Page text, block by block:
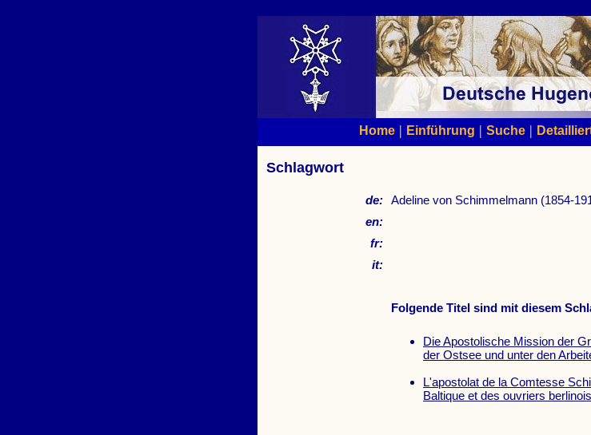
Home | Einführung | Suche |
Schlagwort
de: Adeline von Schimmelmann (1854-
en:
fr:
it:
Folgende Titel sind mit diesem
Die Apostolische Mission der
der Ostsee und unter den
L'apostolat de la Comtesse
Baltique et des ouvriers berlinois